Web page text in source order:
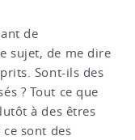
de
sujet, de me dire
Sont-ils des
? Tout ce que
à des êtres
ce sont des